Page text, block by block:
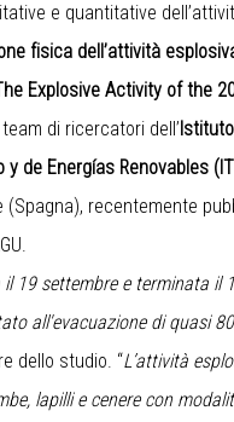
e quantitative
fisica dell’attività
Explosive Activity of the
di ricercatori dell’
de Energías Renovables
(Spagna), recentemente
il 19 settembre e terminata
all'evacuazione di quasi
dello studio. “L’attività
lapilli e cenere con